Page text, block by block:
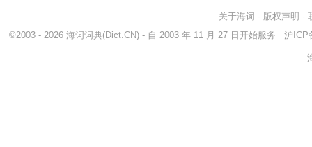
关于海词 - 版权声明 -
©2003 - 2026 海词词典(Dict.CN) - 自 2003 年 11 月 27 日开始服务 沪ICP